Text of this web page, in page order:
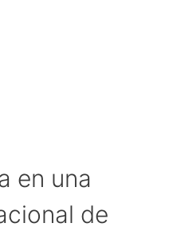
en una
de